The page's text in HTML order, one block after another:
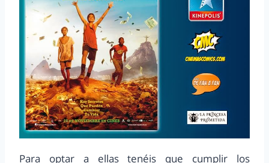
Para optar a ellas tenéis que cumplir los